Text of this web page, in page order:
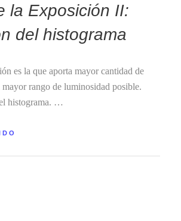
la Exposición II:
del histograma
es la que aporta mayor cantidad de
rango de luminosidad posible.
histograma. …